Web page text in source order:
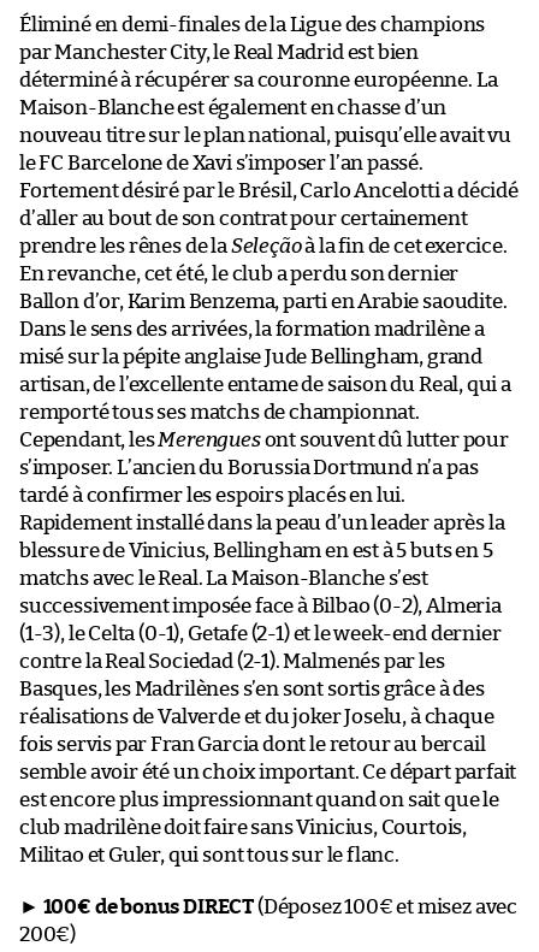
Éliminé en demi-finales de la Ligue des champions
par Manchester City, le Real Madrid est bien
déterminé à récupérer sa couronne européenne. La
Maison-Blanche est également en chasse d’un
nouveau titre sur le plan national, puisqu’elle avait vu
le FC Barcelone de Xavi s’imposer l’an passé.
Fortement désiré par le Brésil, Carlo Ancelotti a décidé
d’aller au bout de son contrat pour certainement
prendre les rênes de la Seleçãoà la fin de cet exercice.
En revanche, cet été, le club a perdu son dernier
Ballon d’or, Karim Benzema, parti en Arabie saoudite.
Dans le sens des arrivées, la formation madrilène a
misé sur la pépite anglaise Jude Bellingham, grand
artisan, de l’excellente entame de saison du Real, qui a
remporté tous ses matchs de championnat.
Cependant, lesMerenguesont souvent dû lutter pour
s’imposer. L’ancien du Borussia Dortmund n’a pas
tardé à confirmer les espoirs placés en lui.
Rapidement installé dans la peau d’un leader après la
blessure de Vinicius, Bellingham en est à 5 buts en 5
matchs avec le Real. La Maison-Blanche s’est
successivement imposée face à Bilbao (0-2), Almeria
(1-3), le Celta (0-1), Getafe (2-1) et le week-end dernier
contre la Real Sociedad (2-1). Malmenés par les
Basques, les Madrilènes s’en sont sortis grâce à des
réalisations de Valverde et du joker Joselu, à chaque
fois servis par Fran Garcia dont le retour au bercail
semble avoir été un choix important. Ce départ parfait
est encore plus impressionnant quand on sait que le
club madrilène doit faire sans Vinicius, Courtois,
Militao et Guler, qui sont tous sur le flanc.
► 100€ de bonus DIRECT(Déposez 100€ et misez avec
200€)